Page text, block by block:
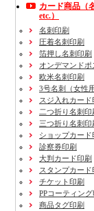
カード商品
etc.）
名刺印刷
圧着名刺印刷
箔押し名刺印刷
オンデマンドポ
欧米名刺印刷
3号名刺
（女性
スジ入れカード
二つ折り名刺印
三つ折り名刺印
ショップカード
診察券印刷
大判カード印刷
スタンプカード
チケット印刷
PPコーティング
商品タグ印刷